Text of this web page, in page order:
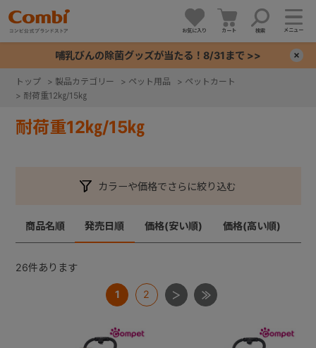
お気に入り カート 検索 メニュー
哺乳びんの除菌グッズが当たる！8/31まで >>
トップ > 製品カテゴリー > ペット用品 > ペットカート
> 耐荷重12㎏/15㎏
耐荷重12㎏/15㎏
カラーや価格でさらに絞り込む
商品名順 発売日順 価格(安い順) 価格(高い順)
26件あります
1 2